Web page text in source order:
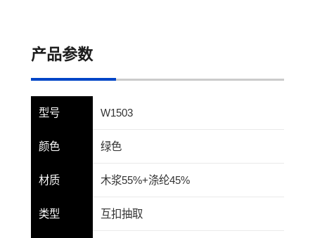
产品参数
型号 W1503
颜色 绿色
材质 木浆55%+涤纶45%
类型 互扣抽取